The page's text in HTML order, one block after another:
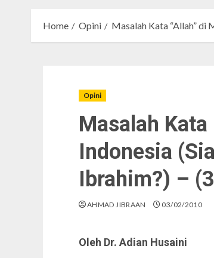
Home Opini Masalah Kata “Allah” di
Opini
Masalah Kata
Indonesia
Ibrahim?) –
AHMAD JIBRAAN 03/02/2010
Oleh Dr. Adian Husaini